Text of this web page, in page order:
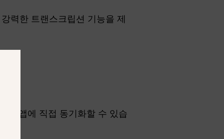
력한 트랜스크립션 기능을 제
성 앱에 직접 동기화할 수 있습